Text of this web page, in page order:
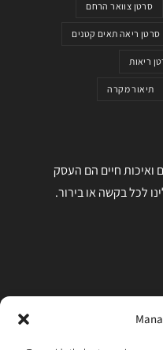
סרטן צוואר הרחם
סרטן ריאה תאים קטנים
ריאות
תיאור מקרה
ואיכות חיים הם העסק
לכל בקשה או בירור.